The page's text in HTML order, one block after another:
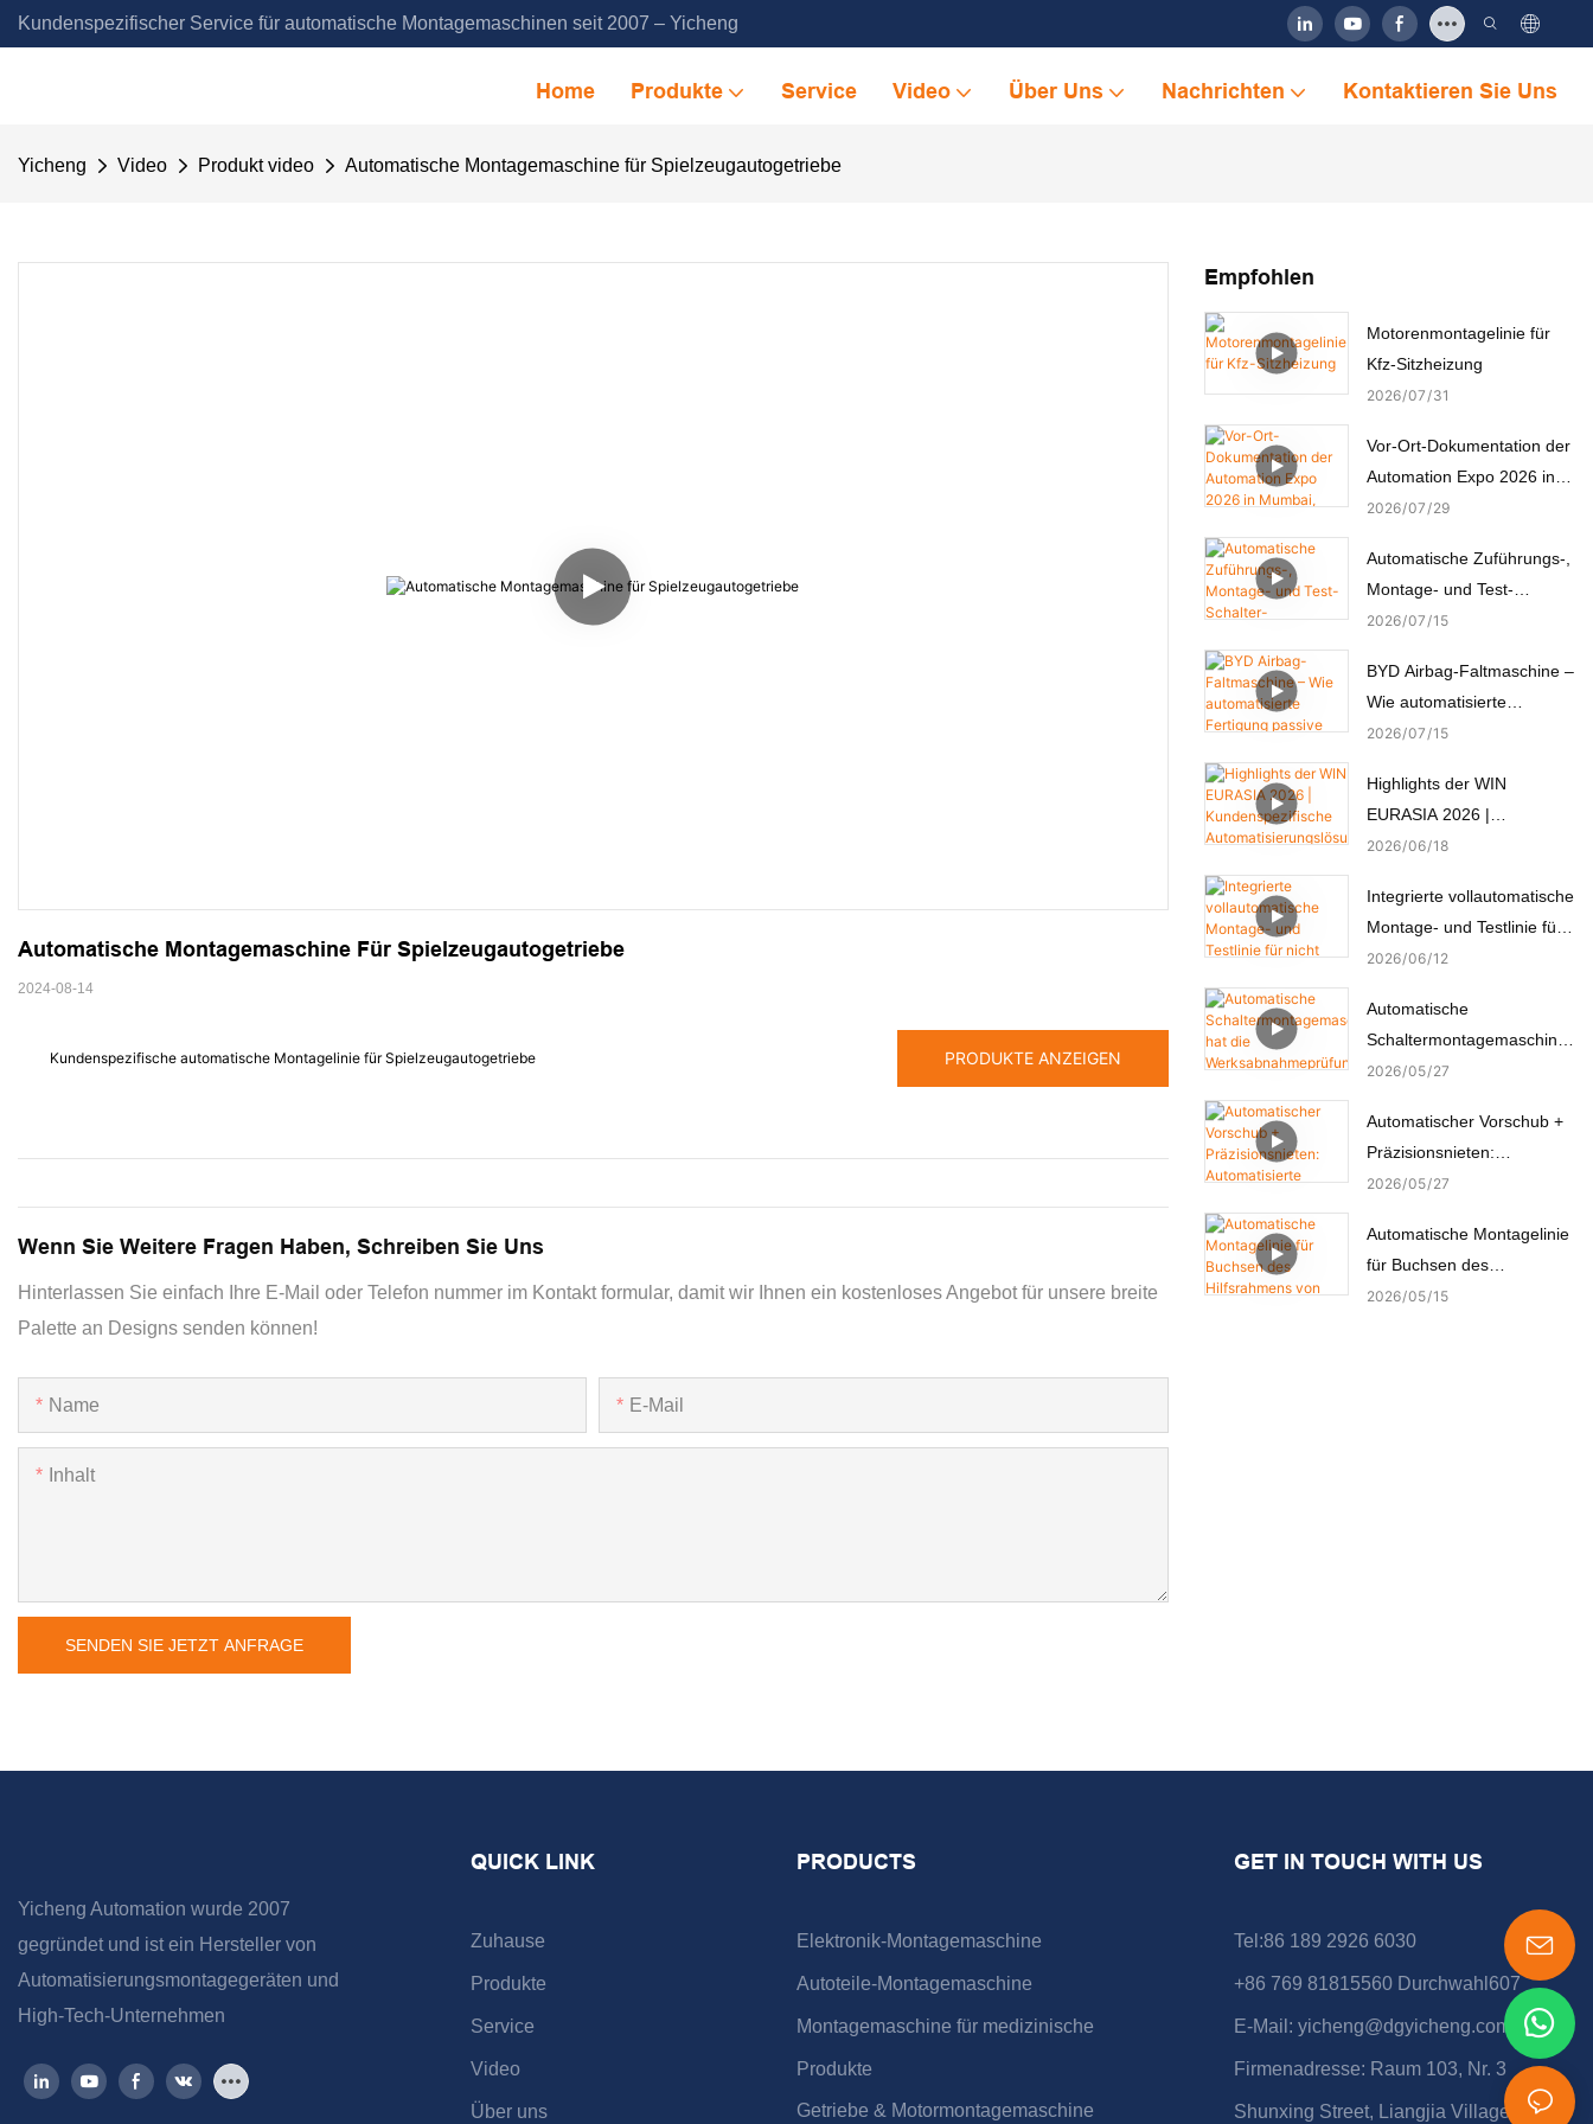
Kundenspezifischer Service für automatische Montagemaschinen seit 2007 – Yicheng
Home Produkte Service Video Über Uns Nachrichten Kontaktieren Sie Uns
Yicheng Video Produkt video Automatische Montagemaschine für Spielzeugautogetriebe
Automatische Montagemaschine Für Spielzeugautogetriebe
2024-08-14
Kundenspezifische automatische Montagelinie für Spielzeugautogetriebe PRODUKTE ANZEIGEN
Wenn Sie Weitere Fragen Haben, Schreiben Sie Uns
Hinterlassen Sie einfach Ihre E-Mail oder Telefon nummer im Kontakt formular, damit wir Ihnen ein kostenloses Angebot für unsere breite
Palette an Designs senden können!
Name E-Mail
Inhalt
SENDEN SIE JETZT ANFRAGE
Empfohlen
Motorenmontagelinie für
Kfz-Sitzheizung
2026 07 31
Vor-Ort-Dokumentation der
Automation Expo 2026 in
Mumbai, Indien
2026 07 29
Automatische Zuführungs-,
Montage- und Test-
Schalter-
ne
2026 07 15
BYD Airbag-Faltmaschine –
Wie automatisierte
Fertigung passive
2026 07 15
Highlights der WIN
EURASIA 2026 |
Kundenspezifische
für Elektronik, Automobil,
Medizin und Motoren
2026 06 18
Integrierte vollautomatische
Montage- und Testlinie für
nicht standardisierte
2026 06 12
Automatische
Schaltermontagemaschine
hat die
(FAT) durch den türkischen
Kunden erfolgreich
bestanden.
2026 05 27
Automatischer Vorschub +
Präzisionsnieten:
Automatisierte
Kupferbolzen
2026 05 27
Automatische Montagelinie
für Buchsen des
Hilfsrahmens von
2026 05 15
Yicheng Automation wurde 2007
gegründet und ist ein Hersteller von
Automatisierungsmontagegeräten und
High-Tech-Unternehmen
QUICK LINK
Zuhause
Produkte
Service
Video
Über uns
PRODUCTS
Elektronik-Montagemaschine
Autoteile-Montagemaschine
Montagemaschine für medizinische
Produkte
Getriebe & Motormontagemaschine
GET IN TOUCH WITH US
Tel:86 189 2926 6030
+86 769 81815560 Durchwahl607
E-Mail: yicheng@dgyicheng.com
Firmenadresse: Raum 103, Nr. 3
Shunxing Street, Liangjia Village, Shijie